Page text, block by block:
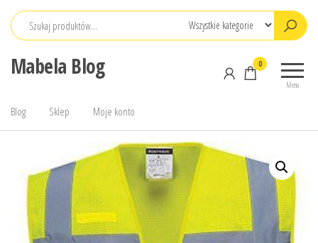
Przejdź
Mabela Blog
Menu
0
Blog Sklep Moje konto